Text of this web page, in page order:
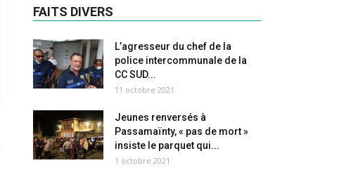
FAITS DIVERS
L’agresseur du chef de la
police intercommunale de la
CC SUD...
11 octobre 2021
Jeunes renversés à
Passamaïnty, « pas de mort »
insiste le parquet qui...
1 octobre 2021